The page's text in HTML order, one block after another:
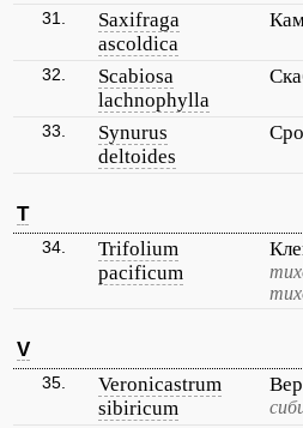
31.
Saxifraga
ascoldica
32.
Scabiosa
lachnophylla
33.
Synurus
deltoides
T
34.
Trifolium
pacificum
V
35.
Veronicastrum
sibiricum